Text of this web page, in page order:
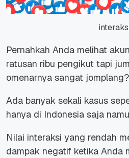
Pernahkah Anda melihat
ratusan ribu pengikut tapi
omenarnya sangat jomplang?
Ada banyak sekali kasus
hanya di Indonesia saja
Nilai interaksi yang rendah
dampak negatif ketika Anda